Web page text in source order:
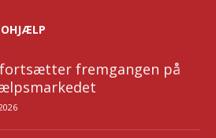
fremgangen på